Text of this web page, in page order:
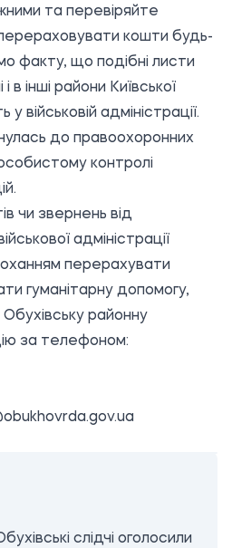
та перевіряйте
кошти будь-
факту, що подібні листи
в інші райони Київської
військовій адміністрації.
до правоохоронних
контролі
чи звернень від
адміністрації
перерахувати
гуманітарну допомогу,
районну
за телефоном:
слідчі оголосили